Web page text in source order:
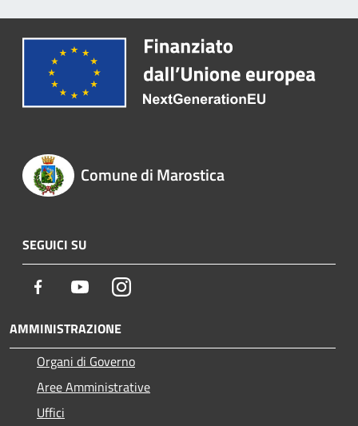
Comune di Marostica
SEGUICI SU
Facebook YoutubeInstagram
AMMINISTRAZIONE
Organi di Governo
Aree Amministrative
Uffici